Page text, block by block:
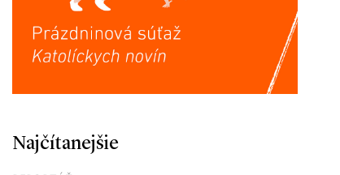
Najčítanejšie